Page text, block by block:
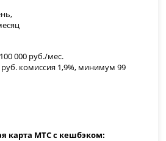
000 руб./мес.
комиссия 1,9%, минимум 99
карта МТС с кешбэком: